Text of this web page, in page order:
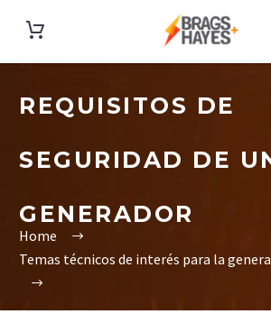
REQUISITOS DE
SEGURIDAD DE
GENERADOR
Home
Temas técnicos de interés para la